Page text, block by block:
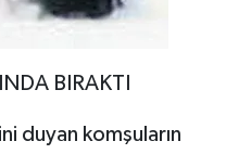
BIRAKTI
duyan komşuların